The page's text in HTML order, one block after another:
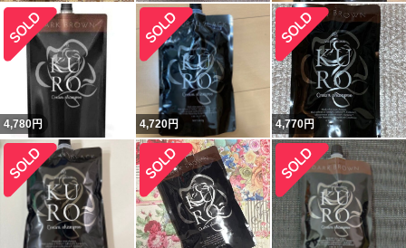
4,780円 4,720円 4,770円